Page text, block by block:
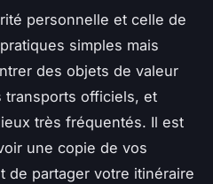
personnelle et celle de
simples mais
des objets de valeur
officiels, et
très fréquentés. Il est
une copie de vos
de partager votre itinéraire